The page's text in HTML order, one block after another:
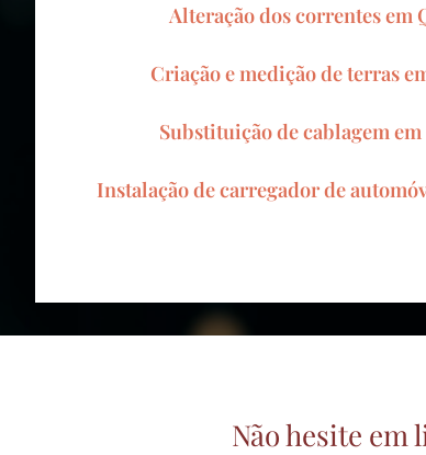
Alteração dos correntes em
Criação e medição de terras
Substituição de cablagem
Instalação de carregador de
Não hesite em